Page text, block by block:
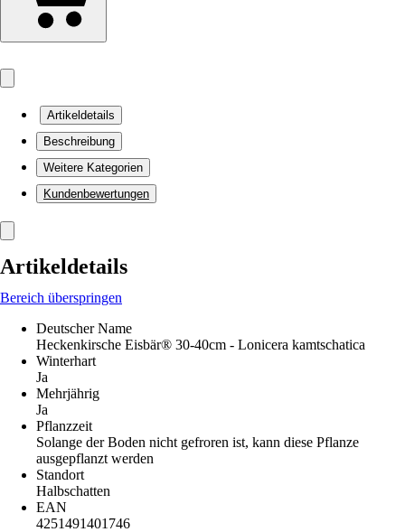
Artikeldetails
Beschreibung
Weitere Kategorien
Kundenbewertungen
Artikeldetails
Bereich überspringen
Deutscher Name
Heckenkirsche Eisbär® 30-40cm - Lonicera kamtschatica
Winterhart
Ja
Mehrjährig
Ja
Pflanzzeit
Solange der Boden nicht gefroren ist, kann diese Pflanze
ausgepflanzt werden
Standort
Halbschatten
EAN
4251491401746